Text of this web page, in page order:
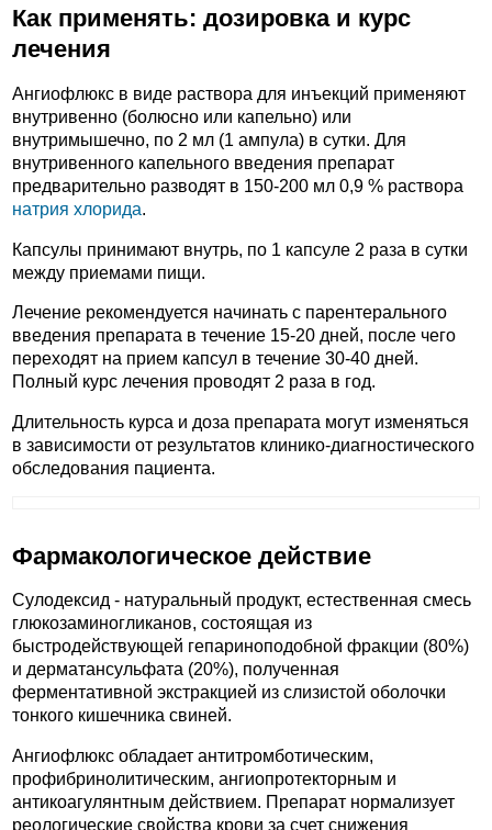
Как применять: дозировка и курс
лечения
Ангиофлюкс в виде раствора для инъекций применяют
внутривенно (болюсно или капельно) или
внутримышечно, по 2 мл (1 ампула) в сутки. Для
внутривенного капельного введения препарат
предварительно разводят в 150-200 мл 0,9 % раствора
натрия хлорида.
Капсулы принимают внутрь, по 1 капсуле 2 раза в сутки
между приемами пищи.
Лечение рекомендуется начинать с парентерального
введения препарата в течение 15-20 дней, после чего
переходят на прием капсул в течение 30-40 дней.
Полный курс лечения проводят 2 раза в год.
Длительность курса и доза препарата могут изменяться
в зависимости от результатов клинико-диагностического
обследования пациента.
Фармакологическое действие
Сулодексид - натуральный продукт, естественная смесь
глюкозаминогликанов, состоящая из
быстродействующей гепариноподобной фракции (80%)
и дерматансульфата (20%), полученная
ферментативной экстракцией из слизистой оболочки
тонкого кишечника свиней.
Ангиофлюкс обладает антитромботическим,
профибринолитическим, ангиопротекторным и
антикоагулянтным действием. Препарат нормализует
реологические свойства крови за счет снижения